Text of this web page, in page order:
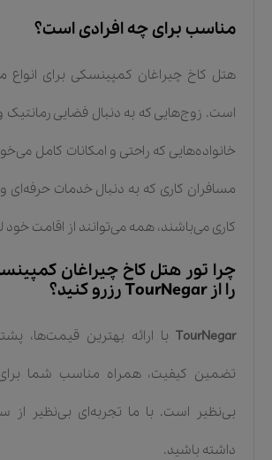
مناسب برای چه افرادی است؟
هتل کاخ چیراغان کمپینسکی برای انواع
است. زوج‌هایی که به دنبال فضایی
خانواده‌هایی که راحتی و امکانات کامل
مسافران کاری که به دنبال خدمات حرفه‌ای
کاری می‌باشند، همه می‌توانند از اقامت خود
چرا تور هتل کاخ چیراغان
را از TourNegar رزرو کنید؟
TourNegar با ارائه بهترین قیمت‌ها،
تضمین کیفیت، همراه مناسب شما
بی‌نظیر است. با ما تجربه‌ای بی‌نظیر از
داشته باشید.